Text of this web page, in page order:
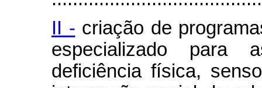
II - criação de
especializado para
deficiência física,